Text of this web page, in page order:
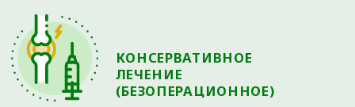
использования информации, размещенной на сайте
ortho72.clinic
Администрация клиники принимает все меры по
своевременному обновлению размещённого на сайте
прайс-листа. Однако во избежание возможных
недоразумений советуем уточнять стоимость услуг в
регистратуре по телефону +7 (3452) 588-599. Размещенный
прайс не является офертой. Медицинские услуги